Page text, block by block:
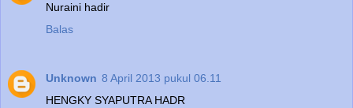
Nuraini hadir
Balas
Unknown 8 April 2013 pukul 06.11
HENGKY SYAPUTRA HADR